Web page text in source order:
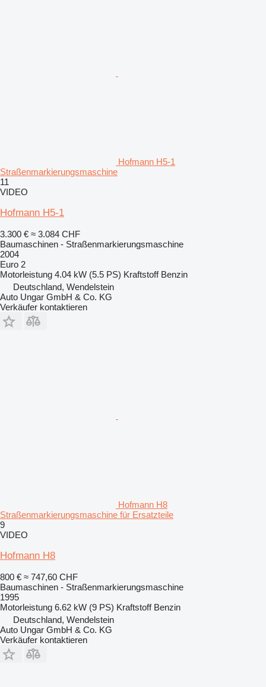
Hofmann H5-1
Straßenmarkierungsmaschine
11
VIDEO
Hofmann H5-1
3.300 € ≈ 3.084 CHF
Baumaschinen - Straßenmarkierungsmaschine
2004
Euro 2
Motorleistung 4.04 kW (5.5 PS) Kraftstoff Benzin
Deutschland, Wendelstein
Auto Ungar GmbH & Co. KG
Verkäufer kontaktieren
Hofmann H8
Straßenmarkierungsmaschine für Ersatzteile
9
VIDEO
Hofmann H8
800 € ≈ 747,60 CHF
Baumaschinen - Straßenmarkierungsmaschine
1995
Motorleistung 6.62 kW (9 PS) Kraftstoff Benzin
Deutschland, Wendelstein
Auto Ungar GmbH & Co. KG
Verkäufer kontaktieren